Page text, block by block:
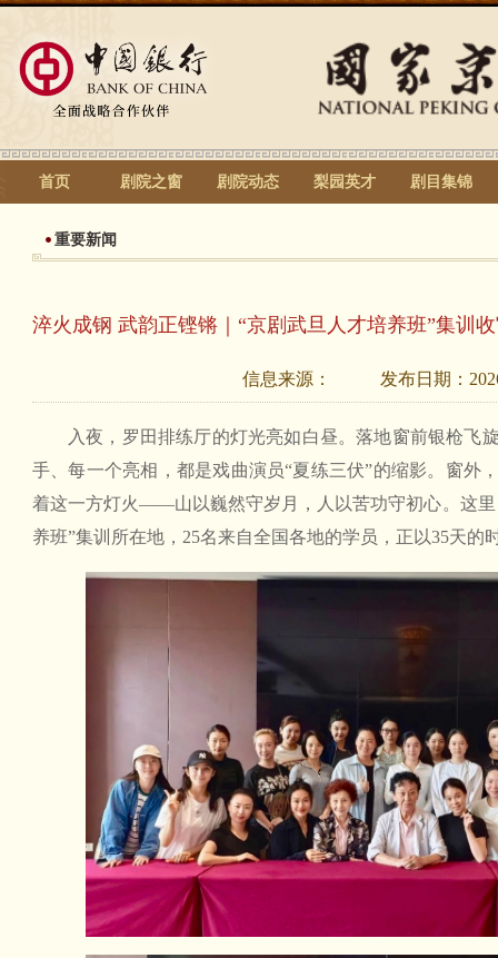
首页 剧院之窗 剧院动态 梨园英才 剧目集锦
重要新闻
淬火成钢 武韵正铿锵｜“京剧武旦人才培养班”集训
信息来源： 发布日期：
入夜，罗田排练厅的灯光亮如白昼。落地窗前银枪飞
手、每一个亮相，都是戏曲演员“夏练三伏”的缩影。窗外
着这一方灯火——山以巍然守岁月，人以苦功守初心。这
养班”集训所在地，25名来自全国各地的学员，正以35天